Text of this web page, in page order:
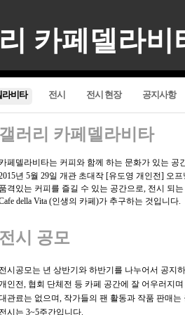
카페델라비
라비타 전시 전시 현장 공지사항
갤러리 카페델라비타
페델라비타는 커피와 함께 하는 문화가 있는 공
년 5월 29일 개관 초대작 [유도영 개인전] 오
품격있는 커피를 즐길 수 있는 공간으로, 전시 되
della Vita (인생의 카페)가 추구하는 것입니다.
전시 공모
전시공모는 년 상반기와 하반기를 나누어서 공지
인전, 협회 단체전 등 카페 공간에 잘 어우러지
관료는 없으며, 작가들의 팬 활동과 작품 판매는
전시는 3~5주간입니다.